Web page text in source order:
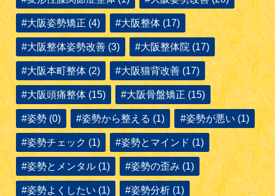
#大阪姿勢矯正 (4) #大阪整体 (17)
#大阪整体姿勢改善 (3) #大阪整体院 (17)
#大阪本町整体 (2) #大阪猫背改善 (17)
#大阪頭痛整体 (15) #大阪骨盤矯正 (15)
#姿勢 (0) #姿勢から整える (1) #姿勢が悪い (1)
#姿勢チェック (1) #姿勢とマインド (1)
#姿勢とメンタル (1) #姿勢の歪み (1)
#姿勢よくしたい (1) #姿勢分析 (1)